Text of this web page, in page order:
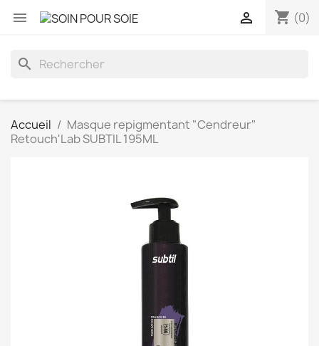
 shopping_cart (0)

search
Accueil
Masque repigmentant "Cendreur"
Retouch'Lab SUBTIL 195ML